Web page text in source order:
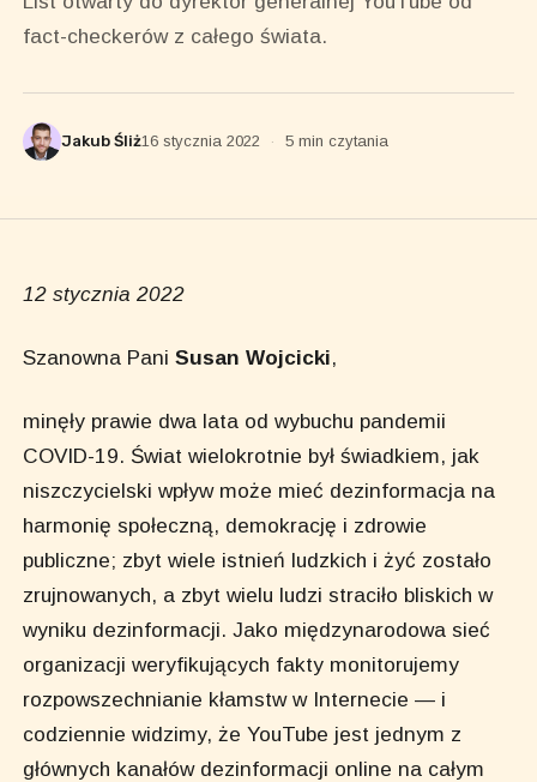
fact-checkerów z całego świata.
Jakub Śliż16 stycznia 2022 · 5 min czytania
12 stycznia 2022
Szanowna PaniSusan Wojcicki,
minęły prawie dwa lata od wybuchu pandemii
COVID-19. Świat wielokrotnie był świadkiem, jak
niszczycielski wpływ może mieć dezinformacja na
harmonię społeczną, demokrację i zdrowie
publiczne; zbyt wiele istnień ludzkich i żyć zostało
zrujnowanych, a zbyt wielu ludzi straciło bliskich w
wyniku dezinformacji. Jako międzynarodowa sieć
organizacji weryfikujących fakty monitorujemy
rozpowszechnianie kłamstw w Internecie — i
codziennie widzimy, że YouTube jest jednym z
głównych kanałów dezinformacji online na całym